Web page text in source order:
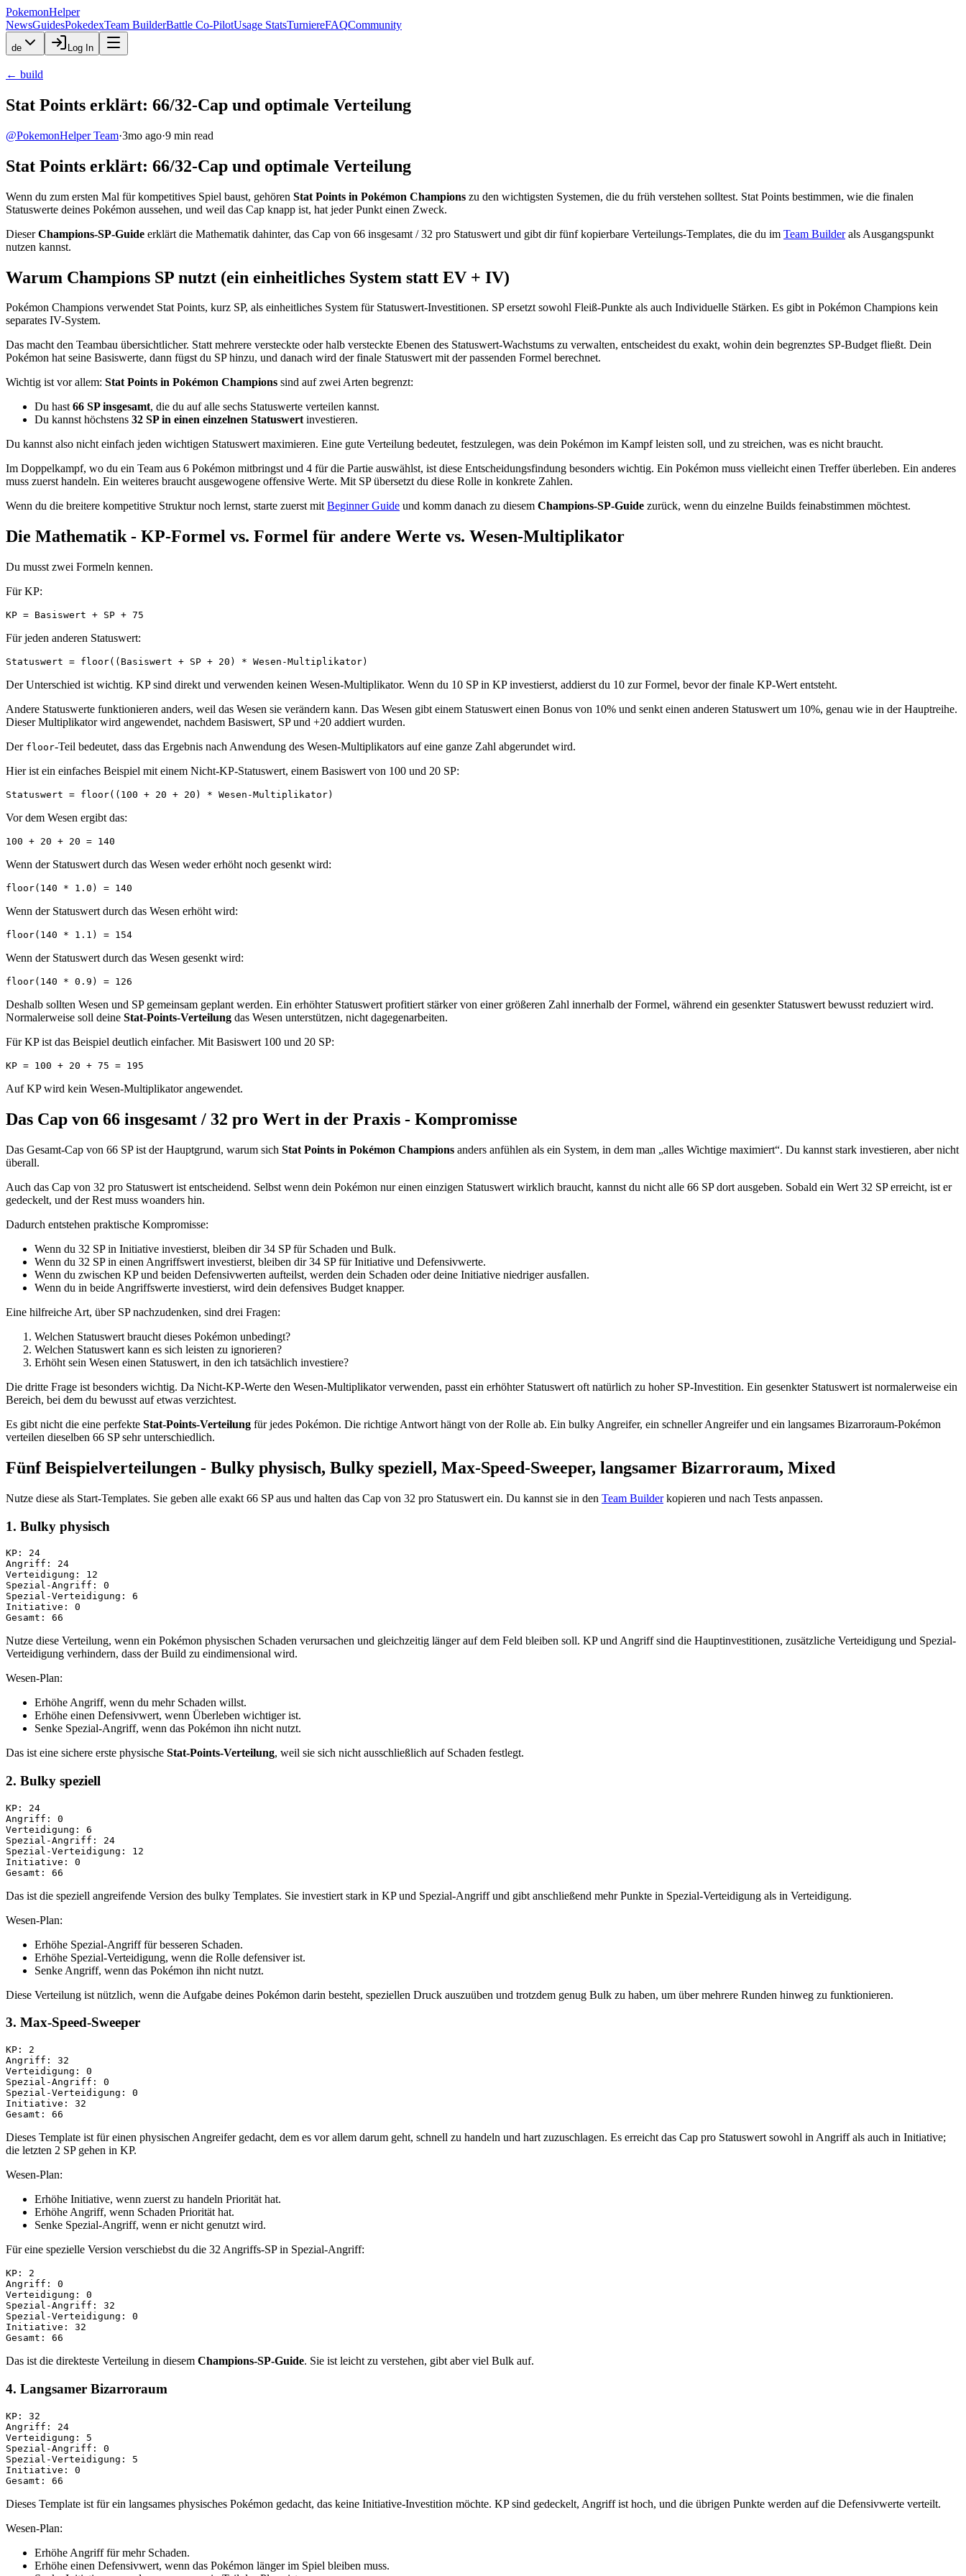
PokemonHelper
NewsGuidesPokedexTeam BuilderBattle Co-PilotUsage StatsTurniereFAQCommunity
de Log In
← build
Stat Points erklärt: 66/32-Cap und optimale Verteilung
@PokemonHelper Team·3mo ago·9 min read
Stat Points erklärt: 66/32-Cap und optimale Verteilung
Wenn du zum ersten Mal für kompetitives Spiel baust, gehören Stat Points in Pokémon Champions zu den wichtigsten Systemen, die du früh verstehen solltest. Stat Points bestimmen, wie die finalen
Statuswerte deines Pokémon aussehen, und weil das Cap knapp ist, hat jeder Punkt einen Zweck.
DieserChampions-SP-Guide erklärt die Mathematik dahinter, das Cap von 66 insgesamt / 32 pro Statuswert und gibt dir fünf kopierbare Verteilungs-Templates, die du im Team Builderals Ausgangspunkt
nutzen kannst.
Warum Champions SP nutzt (ein einheitliches System statt EV + IV)
Pokémon Champions verwendet Stat Points, kurz SP, als einheitliches System für Statuswert-Investitionen. SP ersetzt sowohl Fleiß-Punkte als auch Individuelle Stärken. Es gibt in Pokémon Champions kein
separates IV-System.
Das macht den Teambau übersichtlicher. Statt mehrere versteckte oder halb versteckte Ebenen des Statuswert-Wachstums zu verwalten, entscheidest du exakt, wohin dein begrenztes SP-Budget fließt. Dein
Pokémon hat seine Basiswerte, dann fügst du SP hinzu, und danach wird der finale Statuswert mit der passenden Formel berechnet.
Wichtig ist vor allem: Stat Points in Pokémon Champions sind auf zwei Arten begrenzt:
Du hast66 SP insgesamt, die du auf alle sechs Statuswerte verteilen kannst.
Du kannst höchstens 32 SP in einen einzelnen Statuswertinvestieren.
Du kannst also nicht einfach jeden wichtigen Statuswert maximieren. Eine gute Verteilung bedeutet, festzulegen, was dein Pokémon im Kampf leisten soll, und zu streichen, was es nicht braucht.
Im Doppelkampf, wo du ein Team aus 6 Pokémon mitbringst und 4 für die Partie auswählst, ist diese Entscheidungsfindung besonders wichtig. Ein Pokémon muss vielleicht einen Treffer überleben. Ein anderes
muss zuerst handeln. Ein weiteres braucht ausgewogene offensive Werte. Mit SP übersetzt du diese Rolle in konkrete Zahlen.
Wenn du die breitere kompetitive Struktur noch lernst, starte zuerst mitBeginner Guide und komm danach zu diesem Champions-SP-Guide zurück, wenn du einzelne Builds feinabstimmen möchtest.
Die Mathematik - KP-Formel vs. Formel für andere Werte vs. Wesen-Multiplikator
Du musst zwei Formeln kennen.
Für KP:
Für jeden anderen Statuswert:
Der Unterschied ist wichtig. KP sind direkt und verwenden keinen Wesen-Multiplikator. Wenn du 10 SP in KP investierst, addierst du 10 zur Formel, bevor der finale KP-Wert entsteht.
Andere Statuswerte funktionieren anders, weil das Wesen sie verändern kann. Das Wesen gibt einem Statuswert einen Bonus von 10% und senkt einen anderen Statuswert um 10%, genau wie in der Hauptreihe.
Dieser Multiplikator wird angewendet, nachdem Basiswert, SP und +20 addiert wurden.
Der floor-Teil bedeutet, dass das Ergebnis nach Anwendung des Wesen-Multiplikators auf eine ganze Zahl abgerundet wird.
Hier ist ein einfaches Beispiel mit einem Nicht-KP-Statuswert, einem Basiswert von 100 und 20 SP:
Vor dem Wesen ergibt das:
Wenn der Statuswert durch das Wesen weder erhöht noch gesenkt wird:
Wenn der Statuswert durch das Wesen erhöht wird:
Wenn der Statuswert durch das Wesen gesenkt wird:
Deshalb sollten Wesen und SP gemeinsam geplant werden. Ein erhöhter Statuswert profitiert stärker von einer größeren Zahl innerhalb der Formel, während ein gesenkter Statuswert bewusst reduziert wird.
Normalerweise soll deine Stat-Points-Verteilung das Wesen unterstützen, nicht dagegenarbeiten.
Für KP ist das Beispiel deutlich einfacher. Mit Basiswert 100 und 20 SP:
Auf KP wird kein Wesen-Multiplikator angewendet.
Das Cap von 66 insgesamt / 32 pro Wert in der Praxis - Kompromisse
Das Gesamt-Cap von 66 SP ist der Hauptgrund, warum sich Stat Points in Pokémon Champions anders anfühlen als ein System, in dem man „alles Wichtige maximiert“. Du kannst stark investieren, aber nicht
überall.
Auch das Cap von 32 pro Statuswert ist entscheidend. Selbst wenn dein Pokémon nur einen einzigen Statuswert wirklich braucht, kannst du nicht alle 66 SP dort ausgeben. Sobald ein Wert 32 SP erreicht, ist er
gedeckelt, und der Rest muss woanders hin.
Dadurch entstehen praktische Kompromisse:
Wenn du 32 SP in Initiative investierst, bleiben dir 34 SP für Schaden und Bulk.
Wenn du 32 SP in einen Angriffswert investierst, bleiben dir 34 SP für Initiative und Defensivwerte.
Wenn du zwischen KP und beiden Defensivwerten aufteilst, werden dein Schaden oder deine Initiative niedriger ausfallen.
Wenn du in beide Angriffswerte investierst, wird dein defensives Budget knapper.
Eine hilfreiche Art, über SP nachzudenken, sind drei Fragen:
Welchen Statuswert braucht dieses Pokémon unbedingt?
Welchen Statuswert kann es sich leisten zu ignorieren?
Erhöht sein Wesen einen Statuswert, in den ich tatsächlich investiere?
Die dritte Frage ist besonders wichtig. Da Nicht-KP-Werte den Wesen-Multiplikator verwenden, passt ein erhöhter Statuswert oft natürlich zu hoher SP-Investition. Ein gesenkter Statuswert ist normalerweise ein
Bereich, bei dem du bewusst auf etwas verzichtest.
Es gibt nicht die eine perfekte Stat-Points-Verteilung für jedes Pokémon. Die richtige Antwort hängt von der Rolle ab. Ein bulky Angreifer, ein schneller Angreifer und ein langsames Bizarroraum-Pokémon
verteilen dieselben 66 SP sehr unterschiedlich.
Fünf Beispielverteilungen - Bulky physisch, Bulky speziell, Max-Speed-Sweeper, langsamer Bizarroraum, Mixed
Nutze diese als Start-Templates. Sie geben alle exakt 66 SP aus und halten das Cap von 32 pro Statuswert ein. Du kannst sie in den Team Builderkopieren und nach Tests anpassen.
1. Bulky physisch
KP: 24
Angriff: 24
Verteidigung: 12
Spezial-Angriff: 0
Spezial-Verteidigung: 6
Initiative: 0
Nutze diese Verteilung, wenn ein Pokémon physischen Schaden verursachen und gleichzeitig länger auf dem Feld bleiben soll. KP und Angriff sind die Hauptinvestitionen, zusätzliche Verteidigung und Spezial-
Verteidigung verhindern, dass der Build zu eindimensional wird.
Wesen-Plan:
Erhöhe Angriff, wenn du mehr Schaden willst.
Erhöhe einen Defensivwert, wenn Überleben wichtiger ist.
Senke Spezial-Angriff, wenn das Pokémon ihn nicht nutzt.
Das ist eine sichere erste physische Stat-Points-Verteilung, weil sie sich nicht ausschließlich auf Schaden festlegt.
2. Bulky speziell
KP: 24
Angriff: 0
Verteidigung: 6
Spezial-Angriff: 24
Spezial-Verteidigung: 12
Initiative: 0
Das ist die speziell angreifende Version des bulky Templates. Sie investiert stark in KP und Spezial-Angriff und gibt anschließend mehr Punkte in Spezial-Verteidigung als in Verteidigung.
Wesen-Plan:
Erhöhe Spezial-Angriff für besseren Schaden.
Erhöhe Spezial-Verteidigung, wenn die Rolle defensiver ist.
Senke Angriff, wenn das Pokémon ihn nicht nutzt.
Diese Verteilung ist nützlich, wenn die Aufgabe deines Pokémon darin besteht, speziellen Druck auszuüben und trotzdem genug Bulk zu haben, um über mehrere Runden hinweg zu funktionieren.
3. Max-Speed-Sweeper
KP: 2
Angriff: 32
Verteidigung: 0
Spezial-Angriff: 0
Spezial-Verteidigung: 0
Initiative: 32
Dieses Template ist für einen physischen Angreifer gedacht, dem es vor allem darum geht, schnell zu handeln und hart zuzuschlagen. Es erreicht das Cap pro Statuswert sowohl in Angriff als auch in Initiative;
die letzten 2 SP gehen in KP.
Wesen-Plan:
Erhöhe Initiative, wenn zuerst zu handeln Priorität hat.
Erhöhe Angriff, wenn Schaden Priorität hat.
Senke Spezial-Angriff, wenn er nicht genutzt wird.
Für eine spezielle Version verschiebst du die 32 Angriffs-SP in Spezial-Angriff:
KP: 2
Angriff: 0
Verteidigung: 0
Spezial-Angriff: 32
Spezial-Verteidigung: 0
Initiative: 32
Das ist die direkteste Verteilung in diesem Champions-SP-Guide. Sie ist leicht zu verstehen, gibt aber viel Bulk auf.
4. Langsamer Bizarroraum
KP: 32
Angriff: 24
Verteidigung: 5
Spezial-Angriff: 0
Spezial-Verteidigung: 5
Initiative: 0
Dieses Template ist für ein langsames physisches Pokémon gedacht, das keine Initiative-Investition möchte. KP sind gedeckelt, Angriff ist hoch, und die übrigen Punkte werden auf die Defensivwerte verteilt.
Wesen-Plan:
Erhöhe Angriff für mehr Schaden.
Erhöhe einen Defensivwert, wenn das Pokémon länger im Spiel bleiben muss.